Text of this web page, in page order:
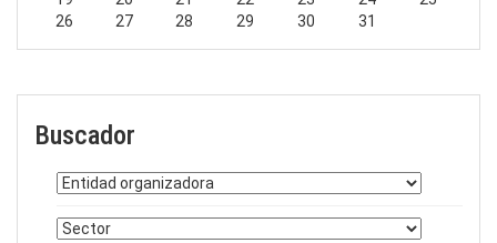
26
27 28 29 30 31
Buscador